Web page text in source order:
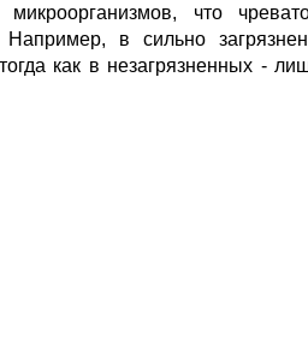
что
в сильно
как в незагрязненных -